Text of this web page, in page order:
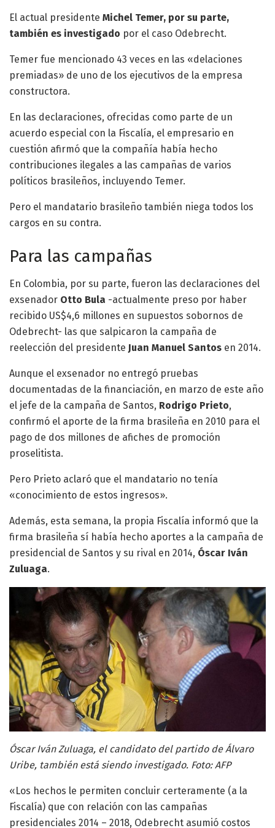
El actual presidente Michel Temer, por su parte,
también es investigado por el caso Odebrecht.
Temer fue mencionado 43 veces en las «delaciones
premiadas» de uno de los ejecutivos de la empresa
constructora.
En las declaraciones, ofrecidas como parte de un
acuerdo especial con la Fiscalía, el empresario en
cuestión afirmó que la compañía había hecho
contribuciones ilegales a las campañas de varios
políticos brasileños, incluyendo Temer.
Pero el mandatario brasileño también niega todos los
cargos en su contra.
Para las campañas
En Colombia, por su parte, fueron las declaraciones del
exsenador Otto Bula -actualmente preso por haber
recibido US$4,6 millones en supuestos sobornos de
Odebrecht- las que salpicaron la campaña de
reelección del presidente Juan Manuel Santos en 2014.
Aunque el exsenador no entregó pruebas
documentadas de la financiación, en marzo de este año
el jefe de la campaña de Santos, Rodrigo Prieto,
confirmó el aporte de la firma brasileña en 2010 para el
pago de dos millones de afiches de promoción
proselitista.
Pero Prieto aclaró que el mandatario no tenía
«conocimiento de estos ingresos».
Además, esta semana, la propia Fiscalía informó que la
firma brasileña sí había hecho aportes a la campaña de
presidencial de Santos y su rival en 2014, Óscar Iván
Zuluaga.
Óscar Iván Zuluaga, el candidato del partido de Álvaro
Uribe, también está siendo investigado. Foto: AFP
«Los hechos le permiten concluir certeramente (a la
Fiscalía) que con relación con las campañas
presidenciales 2014 – 2018, Odebrecht asumió costos